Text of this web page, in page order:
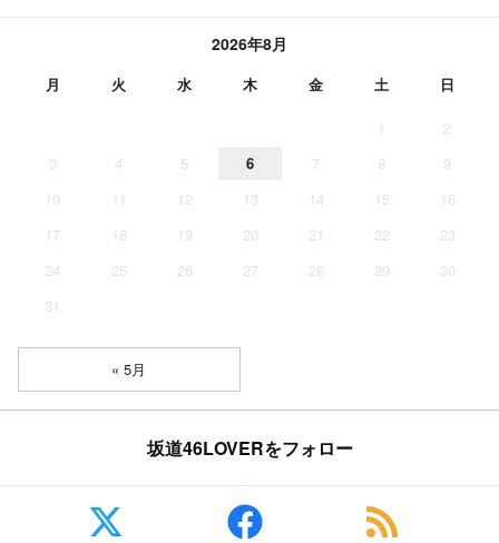
2026年8月
月 火 水 木 金 土 日
1
2
3
4 5 6 7 8
9
10
11 12 13 14 15
16
17
18 19 20 21 22
23
24
25 26 27 28 29
30
31
« 5月
坂道46LOVERをフォロー